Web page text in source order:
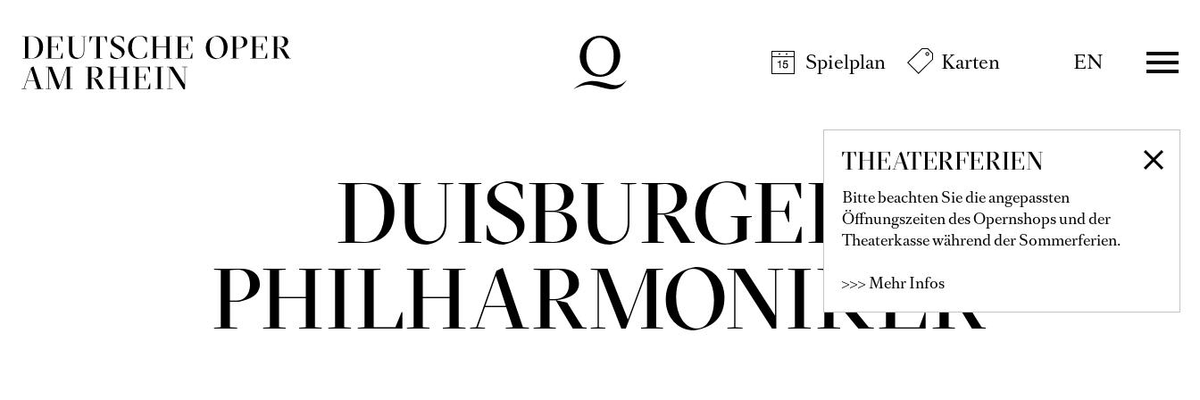
Spielplan
Karten EN
THEATERFERIEN
Bitte beachten Sie die angepassten
Öffnungszeiten des Opernshops und der
Theaterkasse während der Sommerferien.
>>> Mehr Infos
DUISBURGER
PHILHARMONIKER